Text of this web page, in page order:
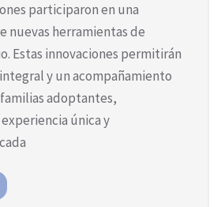
participaron en una
nuevas herramientas de
Estas innovaciones permitirán
y un acompañamiento
familias adoptantes,
única y